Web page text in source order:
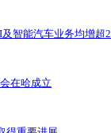
智能汽车业务均增超
在哈成立